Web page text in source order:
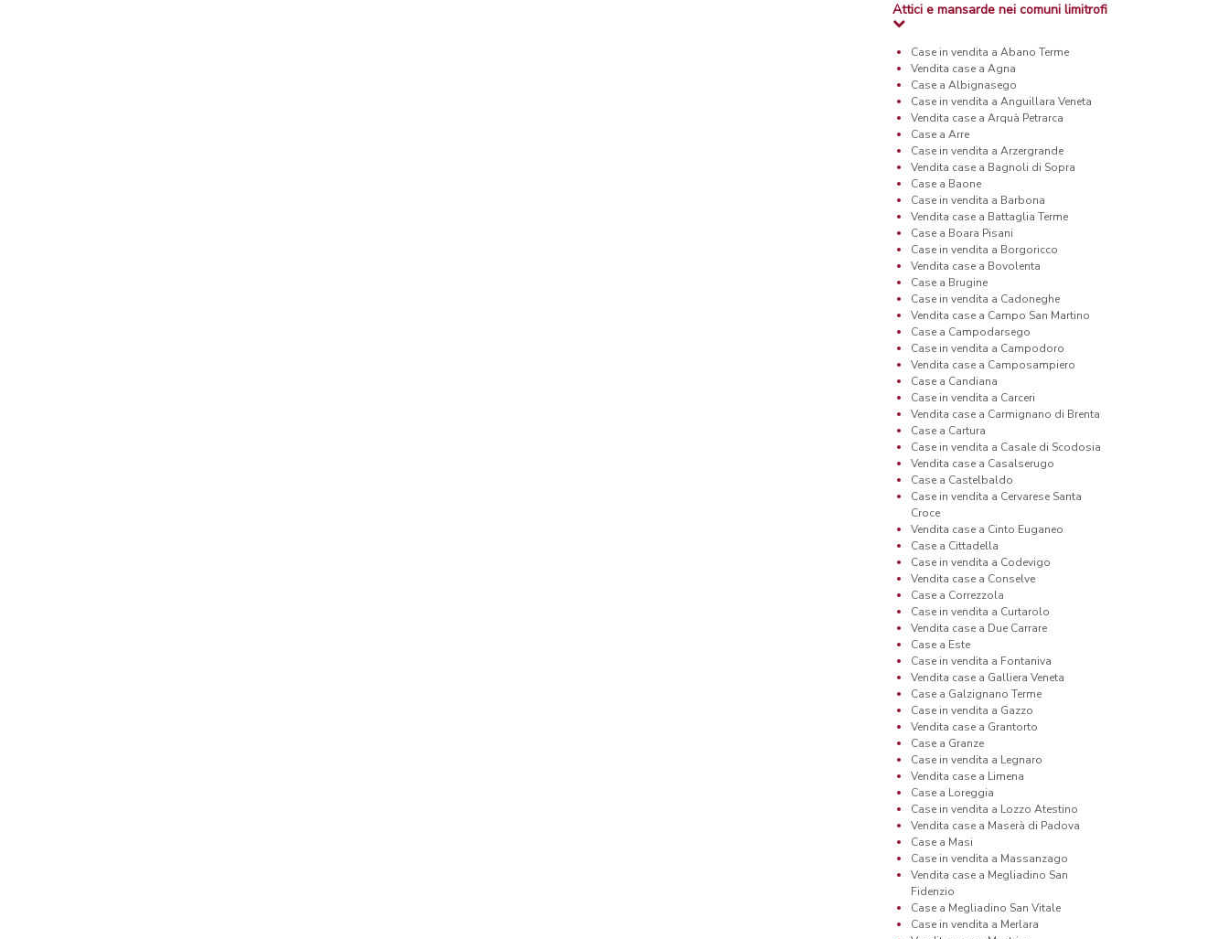
Attici e mansarde nei comuni limitrofi
Case in vendita a Abano Terme
Vendita case a Agna
Case a Albignasego
Case in vendita a Anguillara Veneta
Vendita case a Arquà Petrarca
Case a Arre
Case in vendita a Arzergrande
Vendita case a Bagnoli di Sopra
Case a Baone
Case in vendita a Barbona
Vendita case a Battaglia Terme
Case a Boara Pisani
Case in vendita a Borgoricco
Vendita case a Bovolenta
Case a Brugine
Case in vendita a Cadoneghe
Vendita case a Campo San Martino
Case a Campodarsego
Case in vendita a Campodoro
Vendita case a Camposampiero
Case a Candiana
Case in vendita a Carceri
Vendita case a Carmignano di Brenta
Case a Cartura
Case in vendita a Casale di Scodosia
Vendita case a Casalserugo
Case a Castelbaldo
Case in vendita a Cervarese Santa
Croce
Vendita case a Cinto Euganeo
Case a Cittadella
Case in vendita a Codevigo
Vendita case a Conselve
Case a Correzzola
Case in vendita a Curtarolo
Vendita case a Due Carrare
Case a Este
Case in vendita a Fontaniva
Vendita case a Galliera Veneta
Case a Galzignano Terme
Case in vendita a Gazzo
Vendita case a Grantorto
Case a Granze
Case in vendita a Legnaro
Vendita case a Limena
Case a Loreggia
Case in vendita a Lozzo Atestino
Vendita case a Maserà di Padova
Case a Masi
Case in vendita a Massanzago
Vendita case a Megliadino San
Fidenzio
Case a Megliadino San Vitale
Case in vendita a Merlara